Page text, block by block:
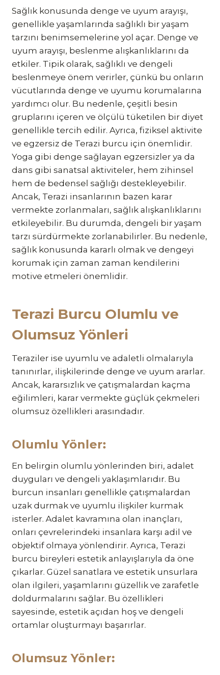
Sağlık konusunda denge ve uyum arayışı,
genellikle yaşamlarında sağlıklı bir yaşam
tarzını benimsemelerine yol açar. Denge ve
uyum arayışı, beslenme alışkanlıklarını da
etkiler. Tipik olarak, sağlıklı ve dengeli
beslenmeye önem verirler, çünkü bu onların
vücutlarında denge ve uyumu korumalarına
yardımcı olur. Bu nedenle, çeşitli besin
gruplarını içeren ve ölçülü tüketilen bir diyet
genellikle tercih edilir. Ayrıca, fiziksel aktivite
ve egzersiz de Terazi burcu için önemlidir.
Yoga gibi denge sağlayan egzersizler ya da
dans gibi sanatsal aktiviteler, hem zihinsel
hem de bedensel sağlığı destekleyebilir.
Ancak, Terazi insanlarının bazen karar
vermekte zorlanmaları, sağlık alışkanlıklarını
etkileyebilir. Bu durumda, dengeli bir yaşam
tarzı sürdürmekte zorlanabilirler. Bu nedenle,
sağlık konusunda kararlı olmak ve dengeyi
korumak için zaman zaman kendilerini
motive etmeleri önemlidir.
Terazi Burcu Olumlu ve
Olumsuz Yönleri
Teraziler ise uyumlu ve adaletli olmalarıyla
tanınırlar, ilişkilerinde denge ve uyum ararlar.
Ancak, kararsızlık ve çatışmalardan kaçma
eğilimleri, karar vermekte güçlük çekmeleri
olumsuz özellikleri arasındadır.
Olumlu Yönler:
En belirgin olumlu yönlerinden biri, adalet
duyguları ve dengeli yaklaşımlarıdır. Bu
burcun insanları genellikle çatışmalardan
uzak durmak ve uyumlu ilişkiler kurmak
isterler. Adalet kavramına olan inançları,
onları çevrelerindeki insanlara karşı adil ve
objektif olmaya yönlendirir. Ayrıca, Terazi
burcu bireyleri estetik anlayışlarıyla da öne
çıkarlar. Güzel sanatlara ve estetik unsurlara
olan ilgileri, yaşamlarını güzellik ve zarafetle
doldurmalarını sağlar. Bu özellikleri
sayesinde, estetik açıdan hoş ve dengeli
ortamlar oluşturmayı başarırlar.
Olumsuz Yönler: